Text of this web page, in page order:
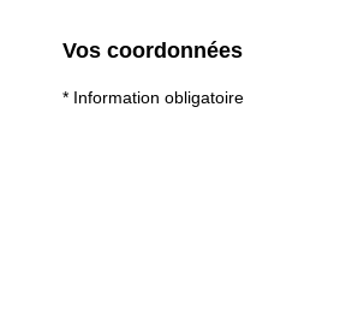
Vos coordonnées
* Information obligatoire